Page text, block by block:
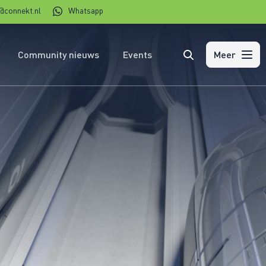
Whatsapp
Community nieuws EventsZoeken Meer